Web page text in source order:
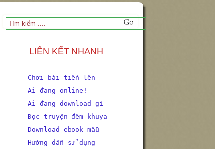
LIÊN KẾT NHANH
Chơi bài tiến lên
Ai đang online!
Ai đang download gì
Đọc truyện đêm khuya
Download ebook mẫu
Hướng dẫn sử dụng